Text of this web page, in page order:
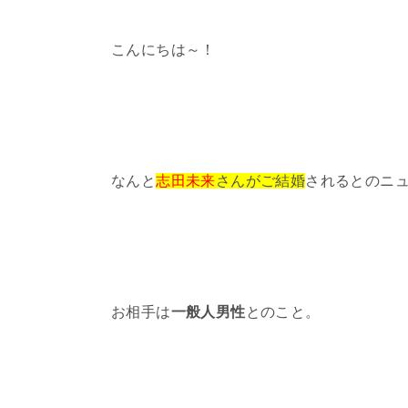
こんにちは～！
なんと志田未来さんがご結婚されるとのニ
お相手は一般人男性とのこと。